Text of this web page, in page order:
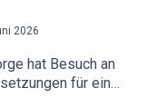
2026
hat Besuch an
für eine